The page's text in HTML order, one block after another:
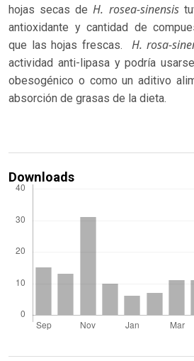
hojas secas deH. rosea-sinensis
antioxidante y cantidad de
que las hojas frescas. H. rosa-
actividad anti-lipasa y podría
obesogénico o como un aditivo
absorción de grasas de la dieta.
Downloads